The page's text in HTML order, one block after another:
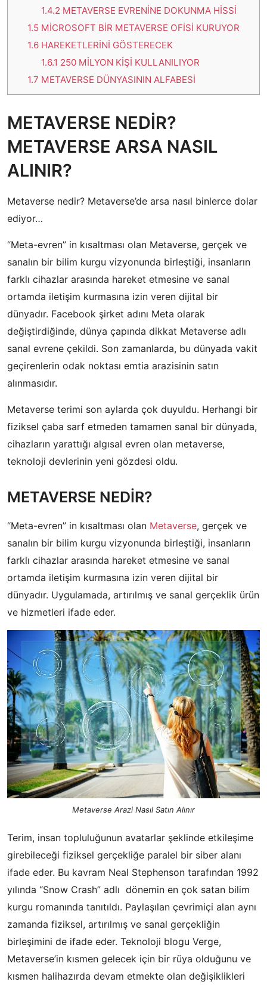
1.4.2 METAVERSE EVRENİNE DOKUNMA HİSSİ
1.5MİCROSOFT BİR METAVERSE OFİSİ KURUYOR
1.6HAREKETLERİNİ GÖSTERECEK
1.6.1 250 MİLYON KİŞİ KULLANILIYOR
1.7 METAVERSE DÜNYASININ ALFABESİ
METAVERSE NEDİR?
METAVERSE ARSA NASIL
ALINIR?
Metaverse nedir? Metaverse’de arsa nasıl binlerce dolar
ediyor…
“Meta-evren” in kısaltması olan Metaverse, gerçek ve
sanalın bir bilim kurgu vizyonunda birleştiği, insanların
farklı cihazlar arasında hareket etmesine ve sanal
ortamda iletişim kurmasına izin veren dijital bir
dünyadır. Facebook şirket adını Meta olarak
değiştirdiğinde, dünya çapında dikkat Metaverse adlı
sanal evrene çekildi. Son zamanlarda, bu dünyada vakit
geçirenlerin odak noktası emtia arazisinin satın
alınmasıdır.
Metaverse terimi son aylarda çok duyuldu. Herhangi bir
fiziksel çaba sarf etmeden tamamen sanal bir dünyada,
cihazların yarattığı algısal evren olan metaverse,
teknoloji devlerinin yeni gözdesi oldu.
METAVERSE NEDİR?
“Meta-evren” in kısaltması olan Metaverse, gerçek ve
sanalın bir bilim kurgu vizyonunda birleştiği, insanların
farklı cihazlar arasında hareket etmesine ve sanal
ortamda iletişim kurmasına izin veren dijital bir
dünyadır. Uygulamada, artırılmış ve sanal gerçeklik ürün
ve hizmetleri ifade eder.
Metaverse Arazi Nasıl Satın Alınır
Terim, insan topluluğunun avatarlar şeklinde etkileşime
girebileceği fiziksel gerçekliğe paralel bir siber alanı
ifade eder. Bu kavram Neal Stephenson tarafından 1992
yılında “Snow Crash” adlı dönemin en çok satan bilim
kurgu romanında tanıtıldı. Paylaşılan çevrimiçi alan aynı
zamanda fiziksel, artırılmış ve sanal gerçekliğin
birleşimini de ifade eder. Teknoloji blogu Verge,
Metaverse’in kısmen gelecek için bir rüya olduğunu ve
kısmen halihazırda devam etmekte olan değişiklikleri